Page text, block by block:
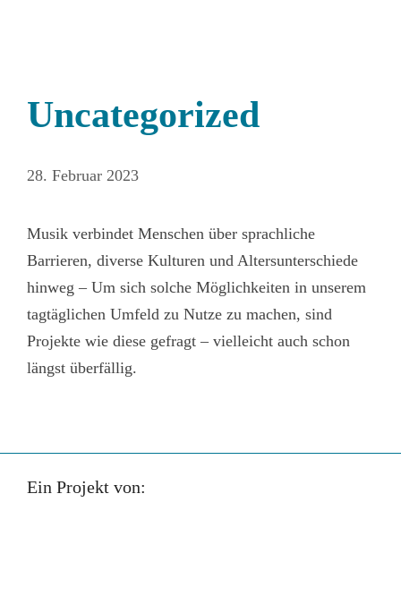
Uncategorized
28. Februar 2023
Musik verbindet Menschen über sprachliche
Barrieren, diverse Kulturen und Altersunterschiede
hinweg – Um sich solche Möglichkeiten in unserem
tagtäglichen Umfeld zu Nutze zu machen, sind
Projekte wie diese gefragt – vielleicht auch schon
längst überfällig.
Ein Projekt von: